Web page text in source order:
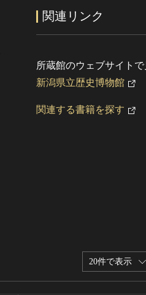
関連リンク
所蔵館のウェブサイトで
新潟県立歴史博物館
関連する書籍を探す
20件で表示